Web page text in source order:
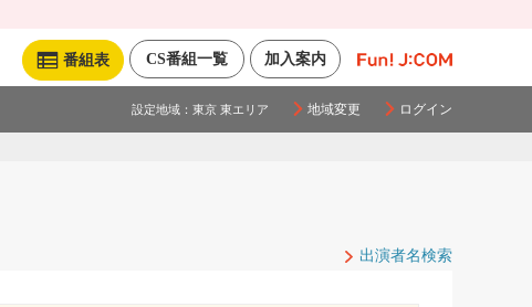
加入案内
CS番組一覧
番組表
設定地域： 東京 東エリア 地域変更 ログイン
出演者名検索